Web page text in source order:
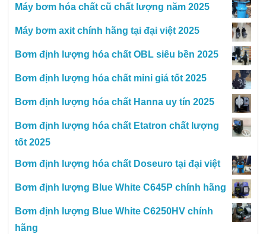
Máy bơm hóa chất cũ chất lượng năm 2025
Máy bơm axit chính hãng tại đại việt 2025
Bơm định lượng hóa chất OBL siêu bền 2025
Bơm định lượng hóa chất mini giá tốt 2025
Bơm định lượng hóa chất Hanna uy tín 2025
Bơm định lượng hóa chất Etatron chất lượng
tốt 2025
Bơm định lượng hóa chất Doseuro tại đại việt
Bơm định lượng Blue White C645P chính hãng
Bơm định lượng Blue White C6250HV chính
hãng